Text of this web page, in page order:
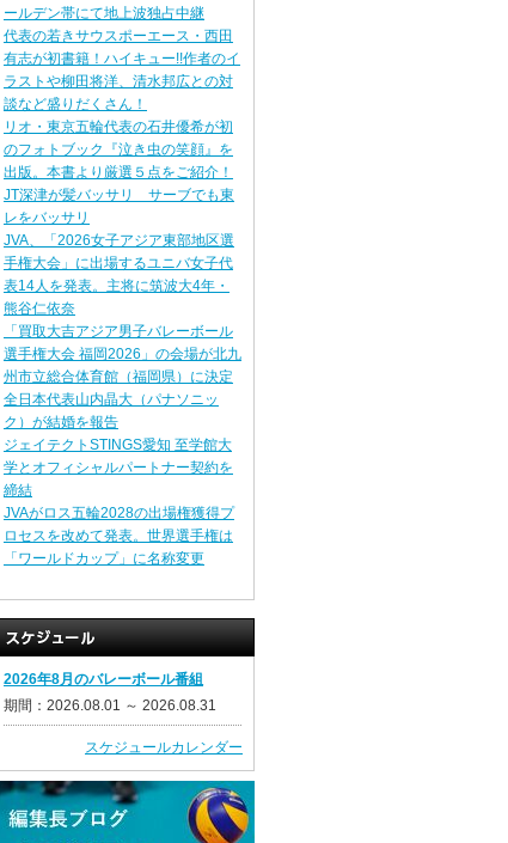
ールデン帯にて地上波独占中継
代表の若きサウスポーエース・西田
有志が初書籍！ハイキュー!!作者のイ
ラストや柳田将洋、清水邦広との対
談など盛りだくさん！
リオ・東京五輪代表の石井優希が初
のフォトブック『泣き虫の笑顔』を
出版。本書より厳選５点をご紹介！
JT深津が髪バッサリ サーブでも東
レをバッサリ
JVA、「2026女子アジア東部地区選
手権大会」に出場するユニバ女子代
表14人を発表。主将に筑波大4年・
熊谷仁依奈
「買取大吉アジア男子バレーボール
選手権大会 福岡2026」の会場が北九
州市立総合体育館（福岡県）に決定
全日本代表山内晶大（パナソニッ
ク）が結婚を報告
ジェイテクトSTINGS愛知 至学館大
学とオフィシャルパートナー契約を
締結
JVAがロス五輪2028の出場権獲得プ
ロセスを改めて発表。世界選手権は
「ワールドカップ」に名称変更
2026年8月のバレーボール番組
期間：2026.08.01 ～ 2026.08.31
スケジュールカレンダー